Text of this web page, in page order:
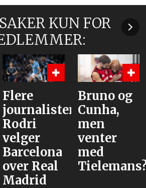
KUN FOR
Flere
journalister:
Rodri
velger
Barcelona
over Real
Madrid
Bruno og
Cunha,
men
venter
med